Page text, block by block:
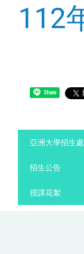
112
Share
亞洲大學招生處
招生公告
授課花絮